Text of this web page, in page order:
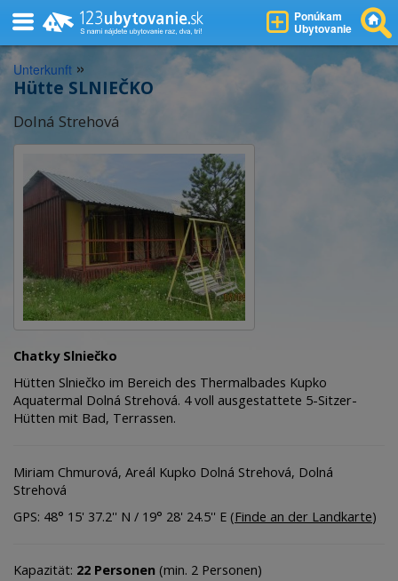
Ponúkam
Ubytovanie
Unterkunft »
Hütte SLNIEČKO
Dolná Strehová
Chatky Slniečko
Hütten Slniečko im Bereich des Thermalbades Kupko
Aquatermal Dolná Strehová. 4 voll ausgestattete 5-Sitzer-
Hütten mit Bad, Terrassen.
Miriam Chmurová, Areál Kupko Dolná Strehová, Dolná
Strehová
GPS: 48° 15' 37.2'' N / 19° 28' 24.5'' E (Finde an der Landkarte)
Kapazität: 22 Personen (min. 2 Personen)